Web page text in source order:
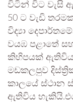
විටින් විට වැසි
50 ට වැඩි
විද්‍යා
වයඹ පළාතේ
කිහිපයක් ඇතිවිය
මඩකලපුව
කාලයේ ස්ථාන
ඇතිවිය